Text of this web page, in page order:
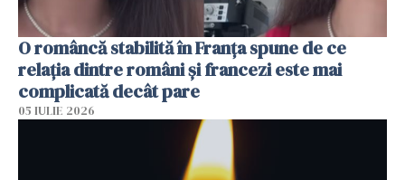
O româncă stabilită în Franța spune de ce
relația dintre români și francezi este mai
complicată decât pare
05 IULIE 2026